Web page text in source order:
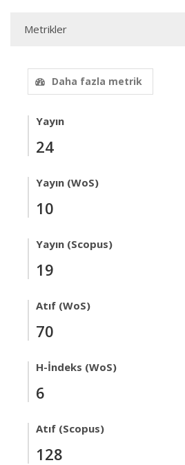
Metrikler
Daha fazla metrik
Yayın
24
Yayın (WoS)
10
Yayın (Scopus)
19
Atıf (WoS)
70
H-İndeks (WoS)
6
Atıf (Scopus)
128